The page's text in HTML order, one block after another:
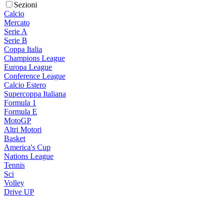
Sezioni
Calcio
Mercato
Serie A
Serie B
Coppa Italia
Champions League
Europa League
Conference League
Calcio Estero
Supercoppa Italiana
Formula 1
Formula E
MotoGP
Altri Motori
Basket
America's Cup
Nations League
Tennis
Sci
Volley
Drive UP